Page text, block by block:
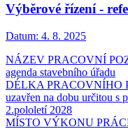
Výběrové řízení -
Datum: 4. 8. 2025
NÁZEV PRACOVNÍ
agenda stavebního úřadu
DÉLKA PRACOVNÍHO
uzavřen na dobu určitou s
2.pololetí 2028
MÍSTO VÝKONU